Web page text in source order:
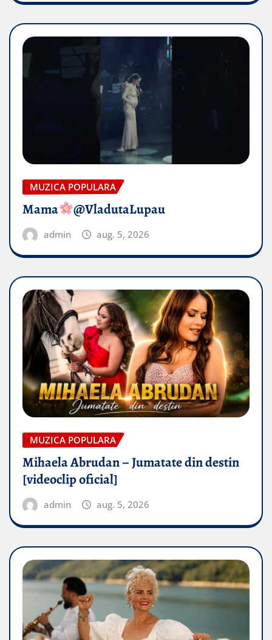
MUZICA POPULARA
Mama @VladutaLupau
admin aug. 5, 2026
MUZICA POPULARA
Mihaela Abrudan – Jumatate din destin
[videoclip oficial]
admin aug. 5, 2026